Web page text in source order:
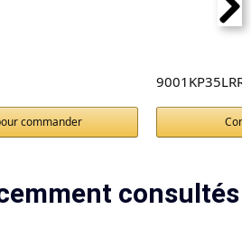
commander
consultés